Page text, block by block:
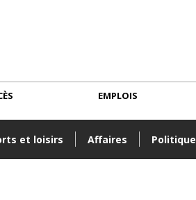
et loisirs Affaires Politique
EMPLOIS